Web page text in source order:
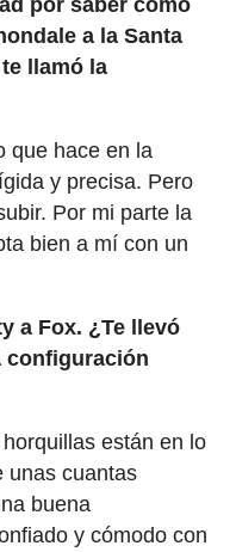
a la Santa
llamó la
que hace en la
y precisa. Pero
Por mi parte la
bien a mí con un
a Fox. ¿Te llevó
configuración
están en lo
unas cuantas
buena
y cómodo con